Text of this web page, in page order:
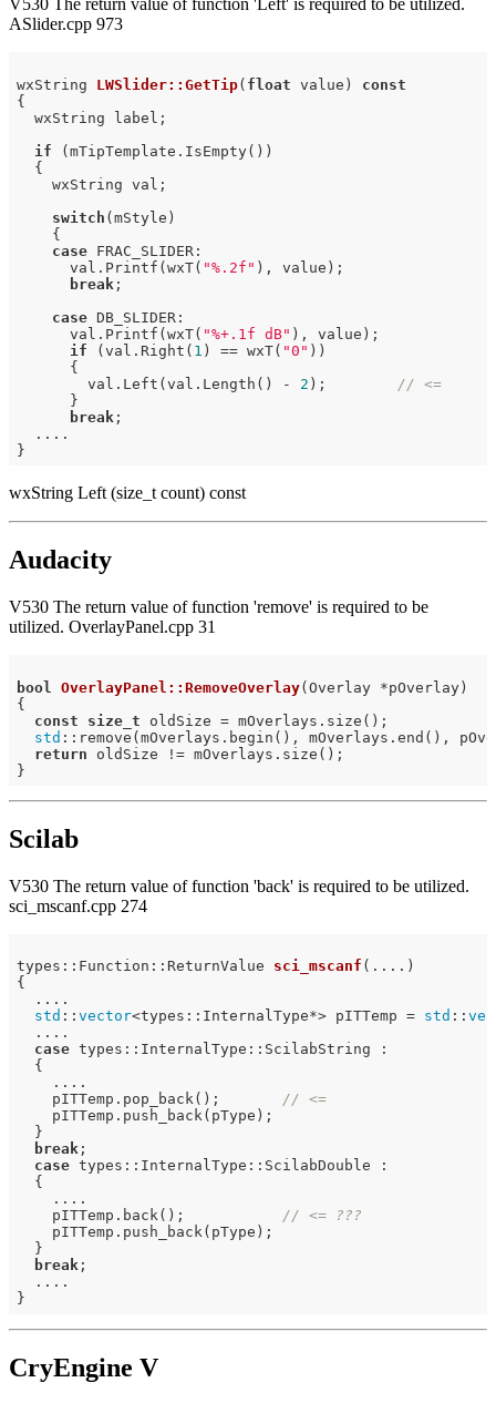
V530 The return value of function 'Left' is required to be utilized.
ASlider.cpp 973
wxString LWSlider::GetTip( float value)
const
{
  wxString label;
if (mTipTemplate.IsEmpty())
  {
    wxString val;
switch (mStyle)
    {
case FRAC_SLIDER:
      val.Printf(wxT(
"%.2f" ), value);
break ;
case DB_SLIDER:
      val.Printf(wxT(
"%+.1f dB" ), value);
if (val.Right( 1 ) == wxT( "0" ))
      {
        val.Left(val.Length() -
2 );
// <=
      }
break ;
  ....
wxString Left (size_t count) const
Audacity
V530 The return value of function 'remove' is required to be
utilized. OverlayPanel.cpp 31
bool OverlayPanel::RemoveOverlay(Overlay *pOverlay)
{
const
size_t oldSize = mOverlays.size();
std ::remove(mOverlays.begin(), mOverlays.end(),
return oldSize != mOverlays.size();
Scilab
V530 The return value of function 'back' is required to be utilized.
sci_mscanf.cpp 274
types:: Function::ReturnValue sci_mscanf (....)
{
  ....
std :: vector<types::InternalType*> pITTemp = std ::
  ....
case types::InternalType::ScilabString :
  {
    ....
    pITTemp.pop_back();
// <=
    pITTemp.push_back(pType);
  }
break;
case types::InternalType::ScilabDouble :
  {
    ....
    pITTemp.back();
// <= ???
    pITTemp.push_back(pType);
  }
break;
  ....
CryEngine V